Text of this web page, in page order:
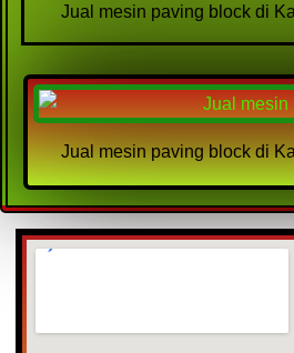
Jual mesin paving block di
Jual mesin paving block di